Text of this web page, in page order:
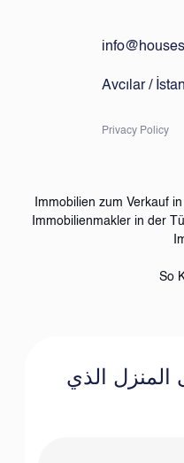
Avcılar /
Privacy Policy
Immobilien zum Verkauf
Immobilienmakler in der
So
المنزل الذي